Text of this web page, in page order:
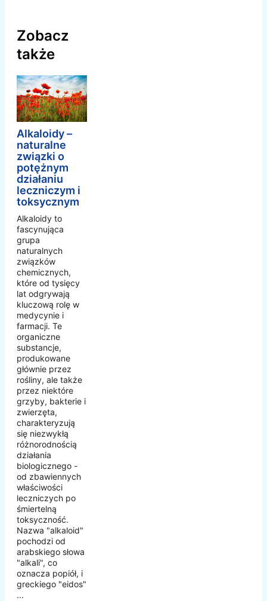
Zobacz
także
Alkaloidy –
naturalne
związki o
potężnym
działaniu
leczniczym i
toksycznym
Alkaloidy to
fascynująca
grupa
naturalnych
związków
chemicznych,
które od tysięcy
lat odgrywają
kluczową rolę w
medycynie i
farmacji. Te
organiczne
substancje,
produkowane
głównie przez
rośliny, ale także
przez niektóre
grzyby, bakterie i
zwierzęta,
charakteryzują
się niezwykłą
różnorodnością
działania
biologicznego -
od zbawiennych
właściwości
leczniczych po
śmiertelną
toksyczność.
Nazwa "alkaloid"
pochodzi od
arabskiego słowa
"alkali", co
oznacza popiół, i
greckiego "eidos"
...